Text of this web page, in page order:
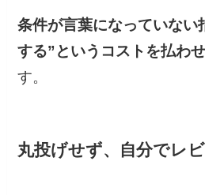
条件が言葉になっていない
する”というコストを払わ
す。
丸投げせず、自分でレ